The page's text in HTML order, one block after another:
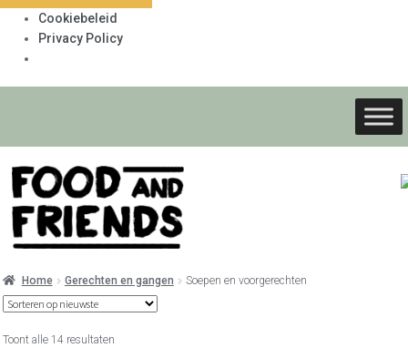
Cookiebeleid
Privacy Policy
Ga
door
naar
Ga
naar
de
Home Gerechten en gangen Soepen en voorgerechten
Toont alle 14 resultaten